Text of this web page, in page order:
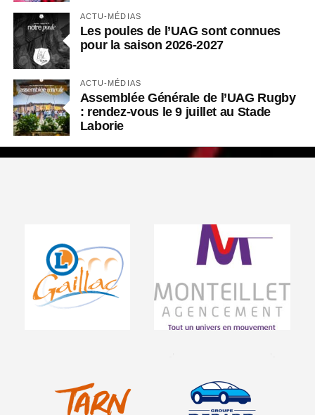
ACTU-MÉDIAS
Les poules de l’UAG sont connues
pour la saison 2026-2027
ACTU-MÉDIAS
Assemblée Générale de l’UAG Rugby
: rendez-vous le 9 juillet au Stade
Laborie